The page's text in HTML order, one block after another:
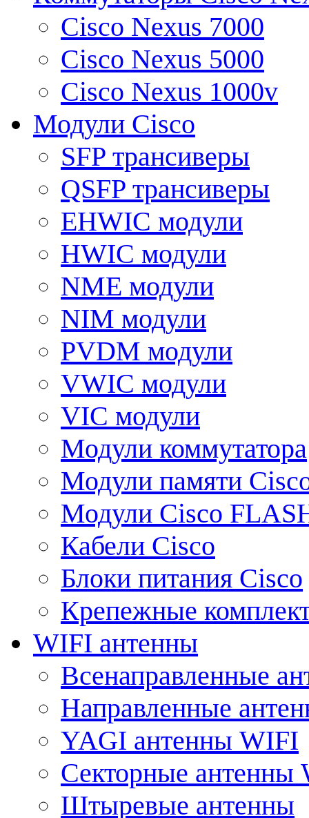
Cisco Nexus 7000
Cisco Nexus 5000
Cisco Nexus 1000v
Модули Cisco
SFP трансиверы
QSFP трансиверы
EHWIC модули
HWIC модули
NME модули
NIM модули
PVDM модули
VWIC модули
VIC модули
Модули коммутатора
Модули памяти
Модули Cisco
Кабели Cisco
Блоки питания Cisco
Крепежные
WIFI антенны
Всенаправленные
Направленные
YAGI антенны WIFI
Секторные антенны
Штыревые антенны